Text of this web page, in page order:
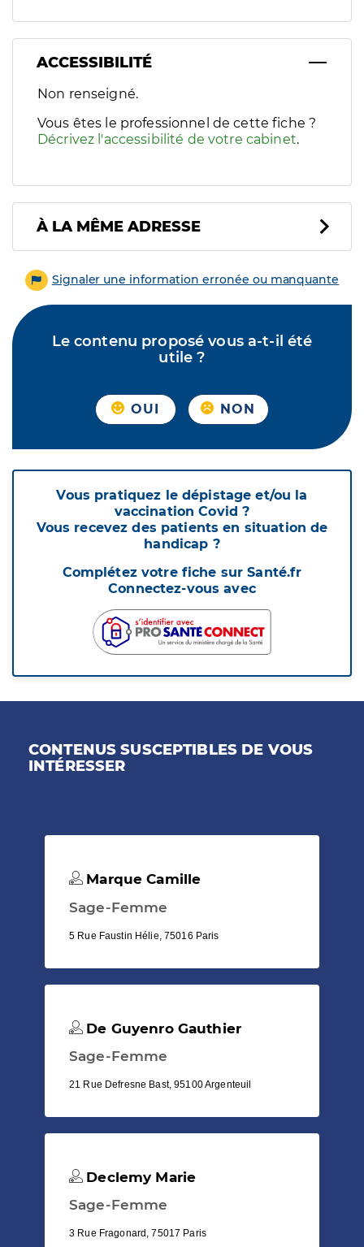
ACCESSIBILITÉ
Filtres
Sélectionnez un ou plusieurs handicaps/besoins
Non renseigné.
Vous êtes le professionnel de cette fiche ?
Décrivez l'accessibilité de votre cabinet.
À LA MÊME ADRESSE
Signaler une information erronée ou manquante
Le contenu proposé vous a-t-il été
utile ?
OUI NON
Vous pratiquez le dépistage et/ou la
vaccination Covid ?
Vous recevez des patients en situation de
handicap ?
Complétez votre fiche sur Santé.fr
Connectez-vous avec
CONTENUS SUSCEPTIBLES DE VOUS
INTÉRESSER
Marque Camille
Sage-Femme
5 Rue Faustin Hélie, 75016 Paris
De Guyenro Gauthier
Sage-Femme
21 Rue Defresne Bast, 95100 Argenteuil
Declemy Marie
Sage-Femme
3 Rue Fragonard, 75017 Paris